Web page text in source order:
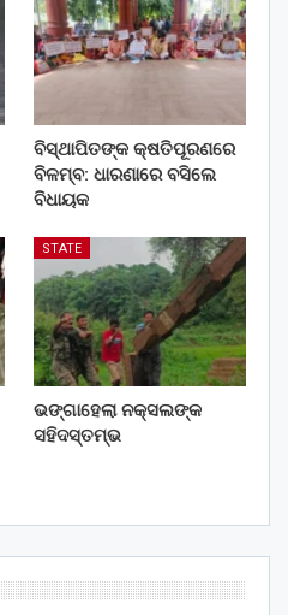
ବିସ୍ଥାପିତଙ୍କ କ୍ଷତିପୂରଣରେ
ବିଳମ୍ବ: ଧାରଣାରେ ବସିଲେ
ବିଧାୟକ
STATE
ଭଙ୍ଗାହେଲା ନକ୍ସଲଙ୍କ
ସହିଦସ୍ତମ୍ଭ